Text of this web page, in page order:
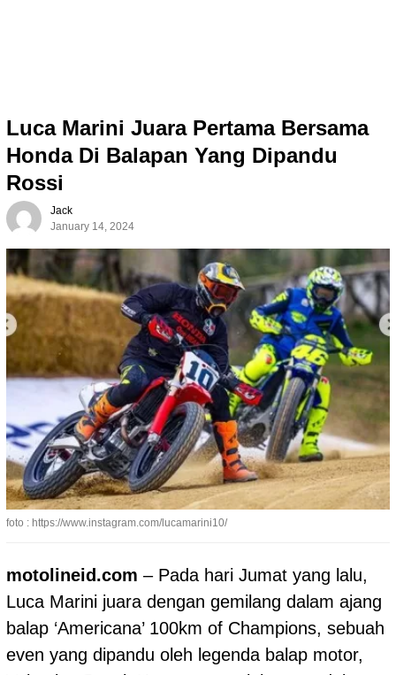
Luca Marini Juara Pertama Bersama
Honda Di Balapan Yang Dipandu
Rossi
Jack
January 14, 2024
foto : https://www.instagram.com/lucamarini10/
motolineid.com – Pada hari Jumat yang lalu,
Luca Marini juara dengan gemilang dalam ajang
balap ‘Americana’ 100km of Champions, sebuah
even yang dipandu oleh legenda balap motor,